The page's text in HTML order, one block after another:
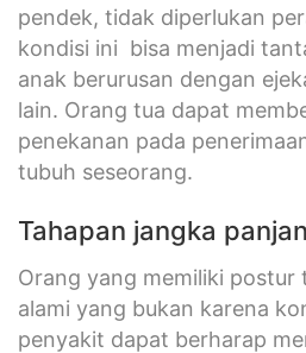
pendek, tidak diperlukan
kondisi ini bisa menjadi
anak berurusan dengan
lain. Orang tua dapat
penekanan pada
tubuh seseorang.
Tahapan jangka
Orang yang memiliki postur
alami yang bukan karena
penyakit dapat berharap